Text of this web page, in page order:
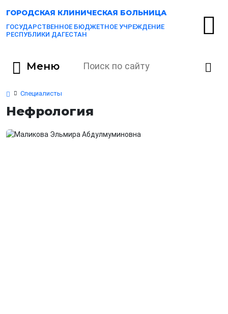
ГОРОДСКАЯ КЛИНИЧЕСКАЯ БОЛЬНИЦА
ГОСУДАРСТВЕННОЕ БЮДЖЕТНОЕ УЧРЕЖДЕНИЕ
РЕСПУБЛИКИ ДАГЕСТАН
Меню
Специалисты
Нефрология